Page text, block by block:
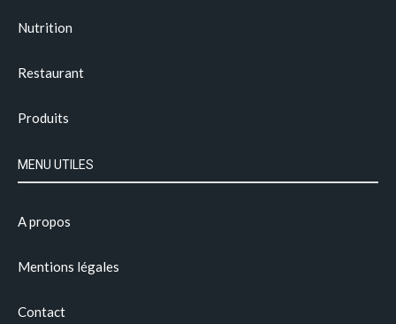
Nutrition
Restaurant
Produits
MENU UTILES
A propos
Mentions légales
Contact